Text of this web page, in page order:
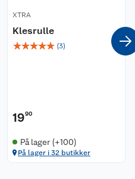
XTRA
Klesrulle
☆☆☆☆☆ (3)
1990
På lager (+100)
På lager i 32 butikker